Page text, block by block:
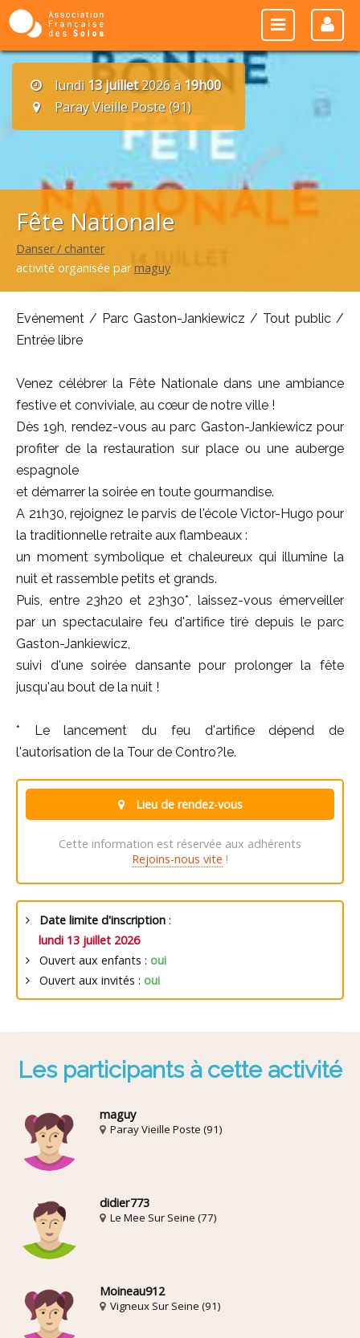
lundi 13 juillet2026 à 19h00
Paray Vieille Poste (91)
Fête Nationale
Danser / chanter
activité organisée parmaguy
Evénement / Parc Gaston-Jankiewicz / Tout public /
Entrée libre
Venez célébrer la Fête Nationale dans une ambiance
festive et conviviale, au cœur de notre ville !
Dès 19h, rendez-vous au parc Gaston-Jankiewicz pour
profiter de la restauration sur place ou une auberge
espagnole
et démarrer la soirée en toute gourmandise.
A 21h30, rejoignez le parvis de l'école Victor-Hugo pour
la traditionnelle retraite aux flambeaux :
un moment symbolique et chaleureux qui illumine la
nuit et rassemble petits et grands.
Puis, entre 23h20 et 23h30*, laissez-vous émerveiller
par un spectaculaire feu d'artifice tiré depuis le parc
Gaston-Jankiewicz,
suivi d'une soirée dansante pour prolonger la fête
jusqu'au bout de la nuit !
* Le lancement du feu d'artifice dépend de
l'autorisation de la Tour de Contro?le.
Lieu de rendez-vous
Cette information est réservée aux adhérents
Rejoins-nous vite !
Date limite d'inscription :
lundi 13 juillet 2026
Ouvert aux enfants : oui
Ouvert aux invités : oui
Les participants à cette activité
maguy
Paray Vieille Poste (91)
didier773
Le Mee Sur Seine (77)
Moineau912
Vigneux Sur Seine (91)